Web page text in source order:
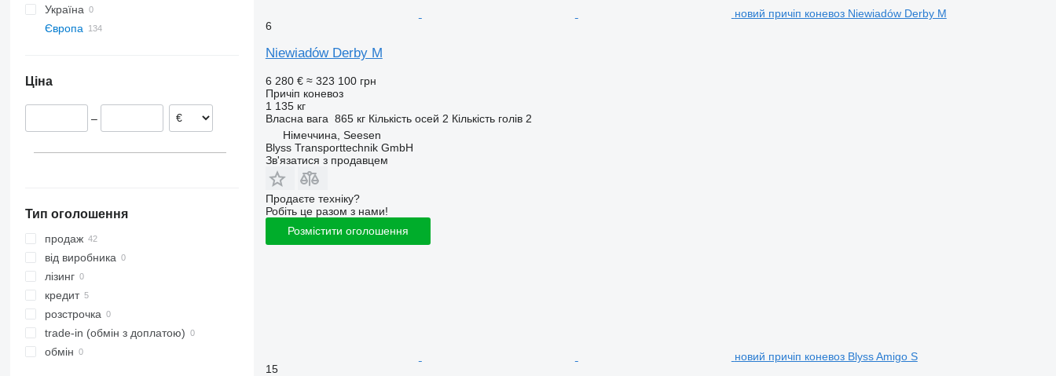
Україна
Європа
Hamburg
Seesen
Нідерланди
Австрія
Ціна
–
Тип оголошення
продаж
від виробника
лізинг
кредит
розстрочка
trade-in (обмін з доплатою)
обмін
новий причіп коневоз Niewiadów Derby M
6
Niewiadów Derby M
6 280 € ≈ 323 100 грн
Причіп коневоз
1 135 кг
Власна вага 865 кг Кількість осей 2 Кількість голів 2
Німеччина, Seesen
Blyss Transporttechnik GmbH
Зв'язатися з продавцем
Продаєте техніку?
Робіть це разом з нами!
Розмістити оголошення
новий причіп коневоз Blyss Amigo S
15